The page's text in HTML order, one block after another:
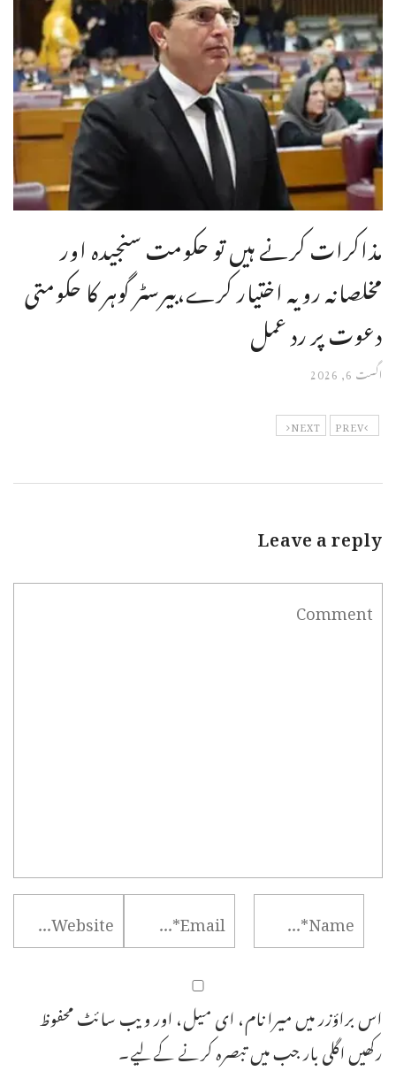
مذاکرات کرنے ہیں تو حکومت سنجیدہ اور
مخلصانہ رویہ اختیار کرے،بیرسٹر گوہر کا حکومتی
دعوت پر رد عمل
اگست 6, 2026
PREV
NEXT
Leave a reply
اس براؤزر میں میرا نام، ای میل، اور ویب سائٹ محفوظ
رکھیں اگلی بار جب میں تبصرہ کرنے کےلیے۔